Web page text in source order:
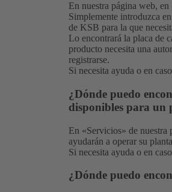
En nuestra página web, en
Simplemente introduzca
de KSB para la que
Lo encontrará la placa de
producto necesita una
registrarse.
Si necesita ayuda o en
¿Dónde puedo
disponibles para un
En «Servicios» de nuestra
ayudarán a operar su
Si necesita ayuda o en
¿Dónde puedo